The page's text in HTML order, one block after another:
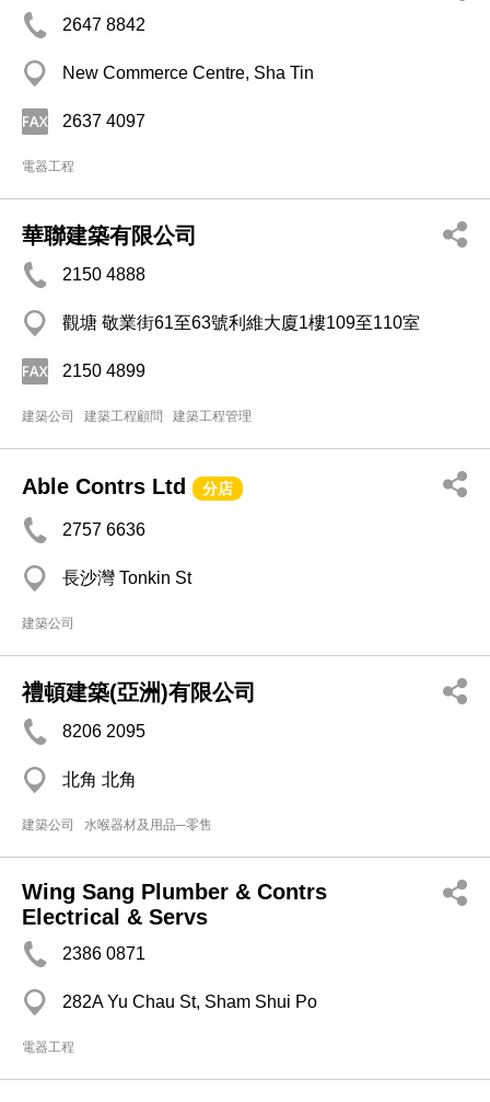
2647 8842
New Commerce Centre, Sha Tin
2637 4097
電器工程
華聯建築有限公司
2150 4888
觀塘 敬業街61至63號利維大廈1樓109至110室
2150 4899
建築公司 建築工程顧問 建築工程管理
Able Contrs Ltd 分店
2757 6636
長沙灣 Tonkin St
建築公司
禮頓建築(亞洲)有限公司
8206 2095
北角 北角
建築公司 水喉器材及用品─零售
Wing Sang Plumber & Contrs
Electrical & Servs
2386 0871
282A Yu Chau St, Sham Shui Po
電器工程